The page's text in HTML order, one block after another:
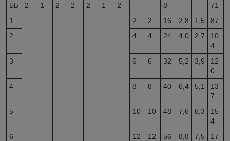
ББ 2 1 2 2 2 1 2 - - 8 - -
71
1
2 2 16 2,8 1,5
87
2
4 4 24 4,0 2,7
10
4
3
6 6 32 5,2 3,9
12
0
4
8 8 40 6,4 5,1
13
7
5
10 10 48 7,6 6,3
15
4
6
12 12 56 8,8 7,5
17